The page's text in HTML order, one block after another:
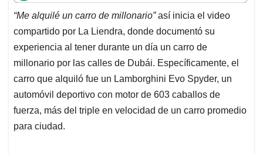
t
s
A
p
p
e
b
o
o
k
k
e
d
I
n
i
l
e
a
d
s
“Me alquilé un carro de millonario”así inicia el video
compartido por La Liendra, donde documentó su
experiencia al tener durante un día un carro de
millonario por las calles de Dubái. Específicamente, el
carro que alquiló fue un Lamborghini Evo Spyder, un
automóvil deportivo con motor de 603 caballos de
fuerza, más del triple en velocidad de un carro promedio
para ciudad.